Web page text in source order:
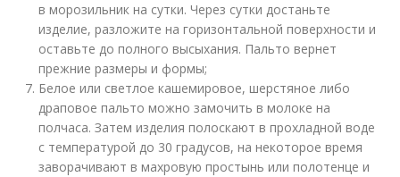
в морозильник на сутки. Через сутки достаньте
изделие, разложите на горизонтальной поверхности и
оставьте до полного высыхания. Пальто вернет
прежние размеры и формы;
Белое или светлое кашемировое, шерстяное либо
драповое пальто можно замочить в молоке на
полчаса. Затем изделия полоскают в прохладной воде
с температурой до 30 градусов, на некоторое время
заворачивают в махровую простынь или полотенце и